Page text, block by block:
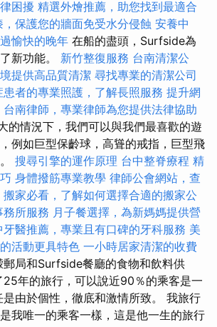
困擾 精選外燴推薦，助您找到最適合
，保護您的牆面免受水分侵蝕 安養中
愉快的晚年 在船的盡頭，Surfside為
新功能。 新竹整復服務 台南清潔公
提供高品質清潔 尋找專業的清潔公司
患者的專業照護，了解長照服務 提升網
台南律師，專業律師為您提供法律協助
的情況下，我們可以與我們最喜歡的遊
例如巨型保齡球，高聳的戒指，巨型飛
搜尋引擎的運作原理 台中整脊療程 精
身體撥筋專業教學 律師公會網站，查
搬家必看，了解如何選擇合適的搬家公
所服務 月子餐選擇，為新媽媽提供營
牙醫推薦，專業且有口碑的牙科服務 美
活動更具特色 一小時居家清潔的收費
郵局和Surfside餐廳的食物和飲料供
25年的旅行，可以說近90％的乘客是一
由於個性，徹底和激情所致。 我旅行
我唯一的乘客一樣，這是他一生的旅行